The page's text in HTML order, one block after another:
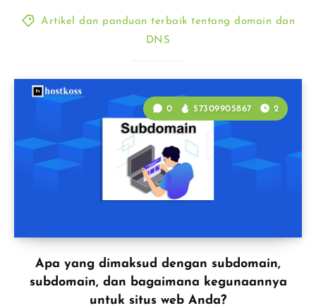
Artikel dan panduan terbaik tentang domain dan
DNS
Apa yang dimaksud dengan subdomain,
subdomain, dan bagaimana kegunaannya
untuk situs web Anda?
0 57309905867 2